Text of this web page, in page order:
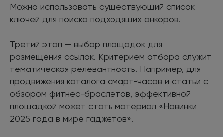
Можно использовать существующий список
ключей для поиска подходящих анкоров.
Третий этап — выбор площадок для
размещения ссылок. Критерием отбора служит
тематическая релевантность. Например, для
продвижения каталога смарт-часов и статьи с
обзором фитнес-браслетов, эффективной
площадкой может стать материал «Новинки
2025 года в мире гаджетов».